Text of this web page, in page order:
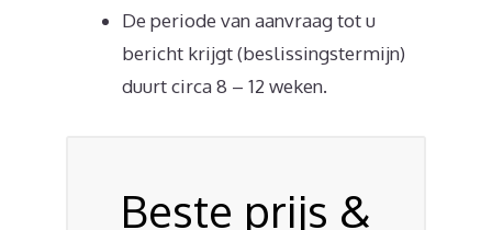
De periode van aanvraag tot u
bericht krijgt (beslissingstermijn)
duurt circa 8 – 12 weken.
Beste prijs &